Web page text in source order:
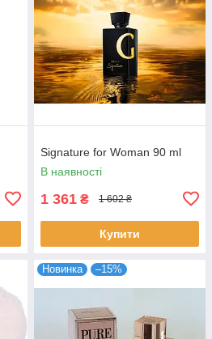
Signature for Woman 90 ml
В наявності
1 361 ₴ 1 602 ₴
Купити
Новинка –15%